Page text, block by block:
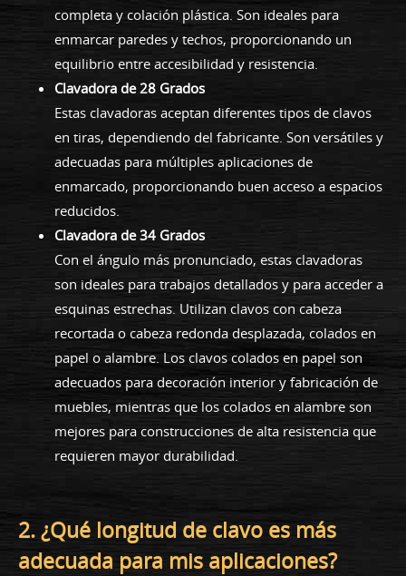
completa y colación plástica. Son ideales para
enmarcar paredes y techos, proporcionando un
equilibrio entre accesibilidad y resistencia.
Clavadora de 28 Grados
Estas clavadoras aceptan diferentes tipos de clavos
en tiras, dependiendo del fabricante. Son versátiles y
adecuadas para múltiples aplicaciones de
enmarcado, proporcionando buen acceso a espacios
reducidos.
Clavadora de 34 Grados
Con el ángulo más pronunciado, estas clavadoras
son ideales para trabajos detallados y para acceder a
esquinas estrechas. Utilizan clavos con cabeza
recortada o cabeza redonda desplazada, colados en
papel o alambre. Los clavos colados en papel son
adecuados para decoración interior y fabricación de
muebles, mientras que los colados en alambre son
mejores para construcciones de alta resistencia que
requieren mayor durabilidad.
2. ¿Qué longitud de clavo es más
adecuada para mis aplicaciones?